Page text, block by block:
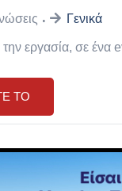
Γενικά
εργασία, σε ένα
ΤΟ